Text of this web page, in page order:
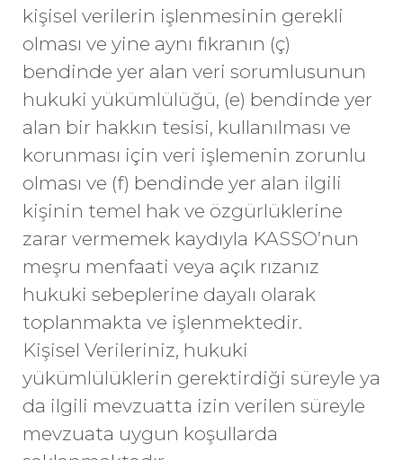
kişisel verilerin işlenmesinin gerekli
olması ve yine aynı fıkranın (ç)
bendinde yer alan veri sorumlusunun
hukuki yükümlülüğü, (e) bendinde yer
alan bir hakkın tesisi, kullanılması ve
korunması için veri işlemenin zorunlu
olması ve (f) bendinde yer alan ilgili
kişinin temel hak ve özgürlüklerine
zarar vermemek kaydıyla KASSO’nun
meşru menfaati veya açık rızanız
hukuki sebeplerine dayalı olarak
toplanmakta ve işlenmektedir.
Kişisel Verileriniz, hukuki
yükümlülüklerin gerektirdiği süreyle ya
da ilgili mevzuatta izin verilen süreyle
mevzuata uygun koşullarda